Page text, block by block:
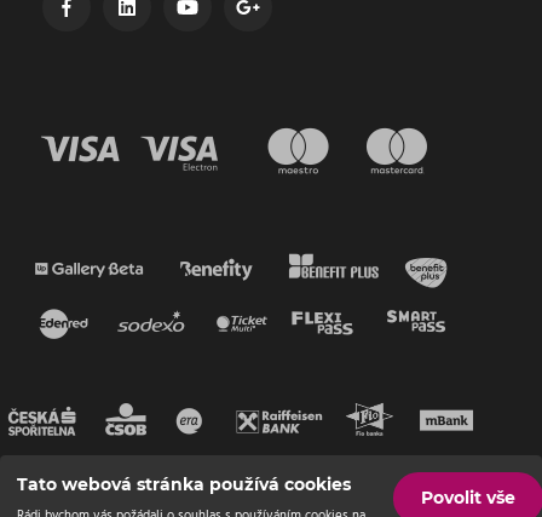
Tato webová stránka používá cookies
Povolit vše